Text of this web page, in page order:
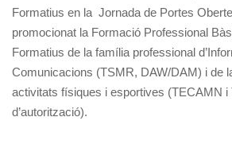
Formatius en la Jornada de Portes
promocionat la Formació Professional
Formatius de la família professional
Comunicacions (TSMR, DAW/DAM) i de
activitats físiques i esportives (TECAMN i
d’autorització).